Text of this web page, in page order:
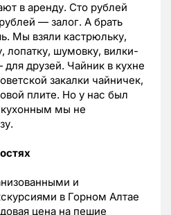
в аренду. Сто рублей
— залог. А брать
Мы взяли кастрюльку,
лопатку, шумовку, вилки-
друзей. Чайник в кухне
закалки чайничек,
плите. Но у нас был
кухонным мы не
и
в Горном Алтае
цена на пешие